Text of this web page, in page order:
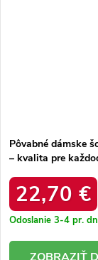
Pôvabné dámske
– kvalita pre
1.4722,70 €
Odoslanie 3-4 pr.